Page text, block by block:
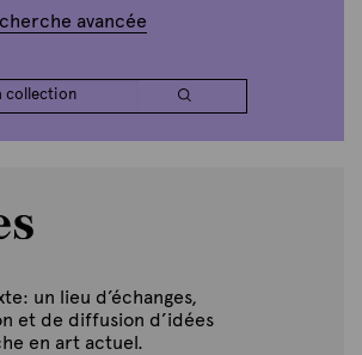
avancée
un lieu d’échanges,
et de diffusion d’idées
en art actuel.